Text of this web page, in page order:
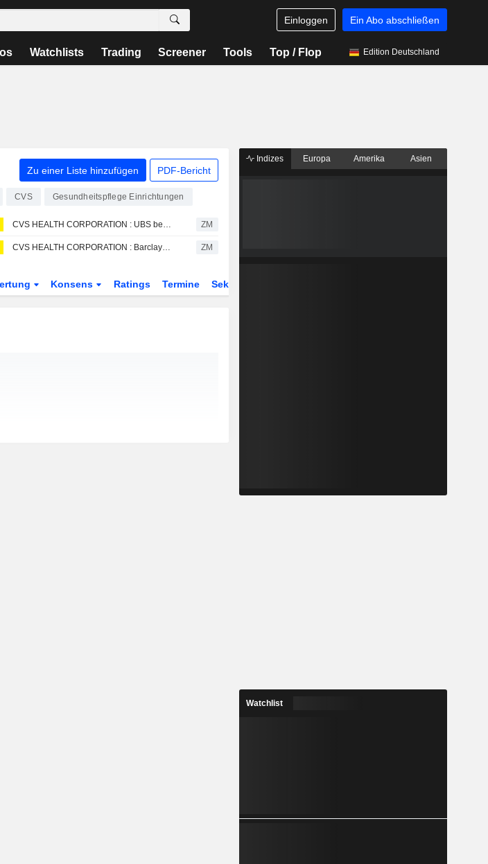
Einloggen Ein Abo abschließen
Watchlists Trading Screener Tools Top / Flop Edition Deutschland
Zu einer Liste hinzufügen PDF-Bericht
CVS Gesundheitspflege Einrichtungen
CVS HEALTH CORPORATION : UBS behält seine Kaufempfehlung bei ZM
CVS HEALTH CORPORATION : Barclays bekräftigt seine Verkaufsbewertung ZM
Konsens Ratings Termine Sektor
Indizes Europa Amerika Asien
Watchlist